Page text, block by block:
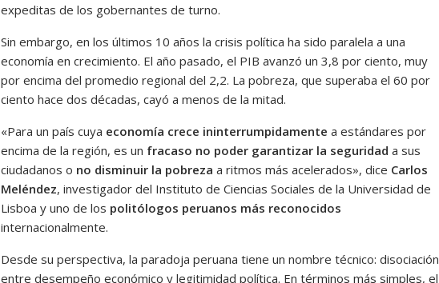
expeditas de los gobernantes de turno.
Sin embargo, en los últimos 10 años la crisis política ha sido paralela a una
economía en crecimiento. El año pasado, el PIB avanzó un 3,8 por ciento, muy
por encima del promedio regional del 2,2. La pobreza, que superaba el 60 por
ciento hace dos décadas, cayó a menos de la mitad.
«Para un país cuya economía crece ininterrumpidamente a estándares por
encima de la región, es un fracaso no poder garantizar la seguridad a sus
ciudadanos o no disminuir la pobreza a ritmos más acelerados», dice Carlos
Meléndez, investigador del Instituto de Ciencias Sociales de la Universidad de
Lisboa y uno de los politólogos peruanos más reconocidos
internacionalmente.
Desde su perspectiva, la paradoja peruana tiene un nombre técnico: disociación
entre desempeño económico y legitimidad política. En términos más simples, el